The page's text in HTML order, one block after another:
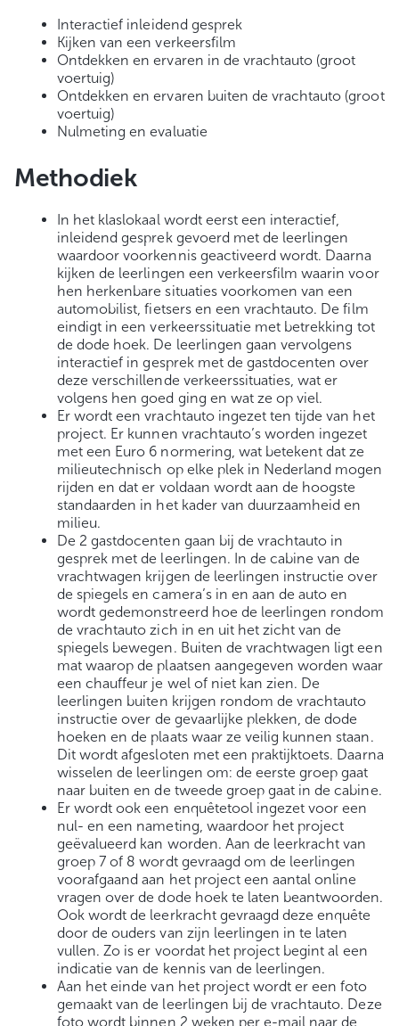
Interactief inleidend gesprek
Kijken van een verkeersfilm
Ontdekken en ervaren in de vrachtauto (groot
voertuig)
Ontdekken en ervaren buiten de vrachtauto (groot
voertuig)
Nulmeting en evaluatie
Methodiek
In het klaslokaal wordt eerst een interactief,
inleidend gesprek gevoerd met de leerlingen
waardoor voorkennis geactiveerd wordt. Daarna
kijken de leerlingen een verkeersfilm waarin voor
hen herkenbare situaties voorkomen van een
automobilist, fietsers en een vrachtauto. De film
eindigt in een verkeerssituatie met betrekking tot
de dode hoek. De leerlingen gaan vervolgens
interactief in gesprek met de gastdocenten over
deze verschillende verkeerssituaties, wat er
volgens hen goed ging en wat ze op viel.
Er wordt een vrachtauto ingezet ten tijde van het
project. Er kunnen vrachtauto’s worden ingezet
met een Euro 6 normering, wat betekent dat ze
milieutechnisch op elke plek in Nederland mogen
rijden en dat er voldaan wordt aan de hoogste
standaarden in het kader van duurzaamheid en
milieu.
De 2 gastdocenten gaan bij de vrachtauto in
gesprek met de leerlingen. In de cabine van de
vrachtwagen krijgen de leerlingen instructie over
de spiegels en camera’s in en aan de auto en
wordt gedemonstreerd hoe de leerlingen rondom
de vrachtauto zich in en uit het zicht van de
spiegels bewegen. Buiten de vrachtwagen ligt een
mat waarop de plaatsen aangegeven worden waar
een chauffeur je wel of niet kan zien. De
leerlingen buiten krijgen rondom de vrachtauto
instructie over de gevaarlijke plekken, de dode
hoeken en de plaats waar ze veilig kunnen staan.
Dit wordt afgesloten met een praktijktoets. Daarna
wisselen de leerlingen om: de eerste groep gaat
naar buiten en de tweede groep gaat in de cabine.
Er wordt ook een enquêtetool ingezet voor een
nul- en een nameting, waardoor het project
geëvalueerd kan worden. Aan de leerkracht van
groep 7 of 8 wordt gevraagd om de leerlingen
voorafgaand aan het project een aantal online
vragen over de dode hoek te laten beantwoorden.
Ook wordt de leerkracht gevraagd deze enquête
door de ouders van zijn leerlingen in te laten
vullen. Zo is er voordat het project begint al een
indicatie van de kennis van de leerlingen.
Aan het einde van het project wordt er een foto
gemaakt van de leerlingen bij de vrachtauto. Deze
foto wordt binnen 2 weken per e-mail naar de